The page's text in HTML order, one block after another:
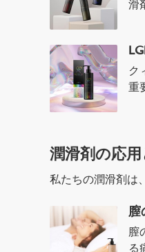
滑
ク
重
潤滑剤の応
私たちの潤滑剤は
膣
膣
る